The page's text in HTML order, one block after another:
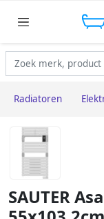
Radiatoren
SAUTER